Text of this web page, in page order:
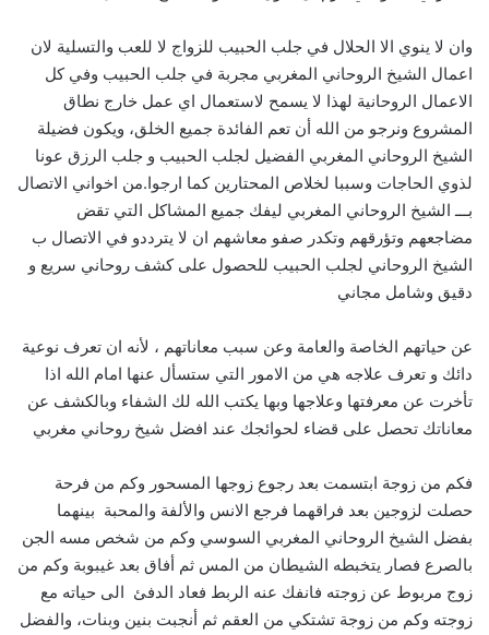
وان لا ينوي الا الحلال في جلب الحبيب للزواج لا للعب والتسلية لان
اعمال الشيخ الروحاني المغربي مجربة في جلب الحبيب وفي كل
الاعمال الروحانية لهذا لا يسمح لاستعمال اي عمل خارج نطاق
المشروع ونرجو من الله أن تعم الفائدة جميع الخلق، ويكون فضيلة
الشيخ الروحاني المغربي الفضيل لجلب الحبيب و جلب الرزق عونا
لذوي الحاجات وسببا لخلاص المحتارين كما ارجوا.من اخواني الاتصال
بـــ الشيخ الروحاني المغربي ليفك جميع المشاكل التي تقض
مضاجعهم وتؤرقهم وتكدر صفو معاشهم ان لا يترددو في الاتصال ب
الشيخ الروحاني لجلب الحبيب للحصول على كشف روحاني سريع و
دقيق وشامل مجاني
عن حياتهم الخاصة والعامة وعن سبب معاناتهم ، لأنه ان تعرف نوعية
دائك و تعرف علاجه هي من الامور التي ستسأل عنها امام الله اذا
تأخرت عن معرفتها وعلاجها وبها يكتب الله لك الشفاء وبالكشف عن
معاناتك تحصل على قضاء لحوائجك عند افضل شيخ روحاني مغربي
فكم من زوجة ابتسمت بعد رجوع زوجها المسحور وكم من فرحة
حصلت لزوجين بعد فراقهما فرجع الانس والألفة والمحبة بينهما
بفضل الشيخ الروحاني المغربي السوسي وكم من شخص مسه الجن
بالصرع فصار يتخبطه الشيطان من المس ثم أفاق بعد غيبوبة وكم من
زوج مربوط عن زوجته فانفك عنه الربط فعاد الدفئ الى حياته مع
زوجته وكم من زوجة تشتكي من العقم ثم أنجبت بنين وبنات، والفضل